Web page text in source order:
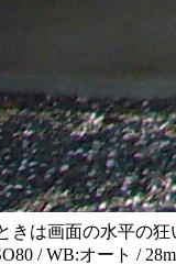
きは画面の水平の
/ WB:オート /